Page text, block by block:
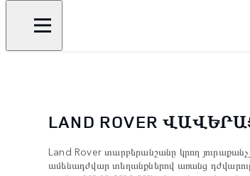
LAND ROVER
Land Rover տարբերանշանը կրող
ամենադժվար տեղանքներով առանց